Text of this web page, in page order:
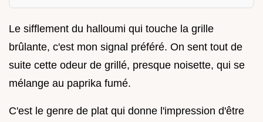
Le sifflement du halloumi qui touche la grille
brûlante, c'est mon signal préféré. On sent tout de
suite cette odeur de grillé, presque noisette, qui se
mélange au paprika fumé.
C'est le genre de plat qui donne l'impression d'être